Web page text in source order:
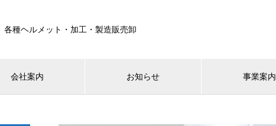
各種ヘルメット・加工・製造販売卸
会社案内 お知らせ 事業案内